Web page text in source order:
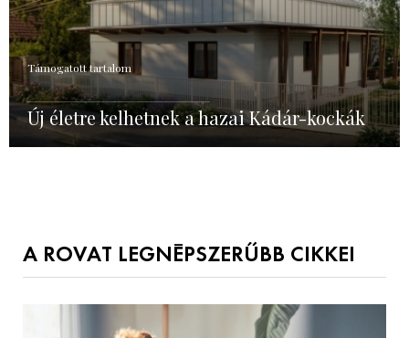
Támogatott tartalom
Új életre kelhetnek a hazai Kádár-kockák
A ROVAT LEGNÉPSZERŰBB CIKKEI